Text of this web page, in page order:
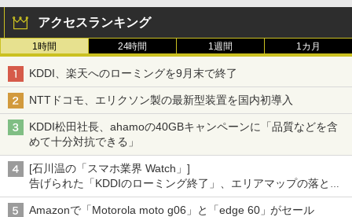
アクセスランキング
1時間 24時間 1週間 1カ月
KDDI、楽天へのローミングを9月末で終了
NTTドコモ、エリクソン製の最新型装置を国内初導入
KDDI松田社長、ahamoの40GBキャンペーンに「品質などを含
めて十分対抗できる」
[石川温の「スマホ業界 Watch」]
告げられた「KDDIのローミング終了」、エリアマップの落とし
穴と楽天モバイルの課題
Amazonで「Motorola moto g06」と「edge 60」がセール